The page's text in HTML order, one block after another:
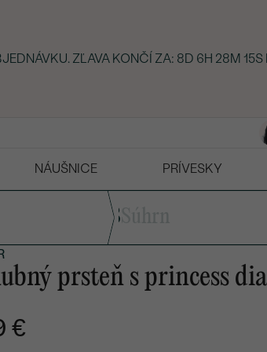
ZĽAVA KONČÍ ZA: 8D 6H 28M 14S
NÁUŠNICE PRÍVESKY
3
prsteň s princess
€